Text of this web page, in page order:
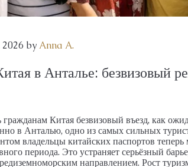
2026 byAnna A.
в Анталье: безвизовый
Китая безвизовый въезд, как
в Анталью, одно из самых сильных
владельцы китайских паспортов
периода. Это устраняет серьёзный
направлением. Рост
1, 2, 3, 4 1, 2, 3 48-205 m²
23107-AG